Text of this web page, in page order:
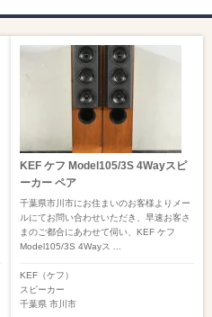
KEF ケフ Model105/3S 4Wayスピ
ーカー ペア
千葉県市川市にお住まいのお客様よりメー
ルにてお問い合わせいただき、早速お客さ
まのご都合にあわせて伺い、KEF ケフ
Model105/3S 4Wayス ...
KEF（ケフ）
スピーカー
千葉県 市川市